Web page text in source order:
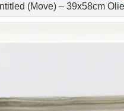
(Move) – 39x58cm